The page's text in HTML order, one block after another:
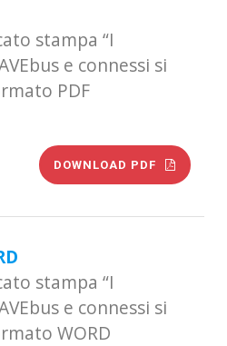
stampa “I
e connessi si
PDF
DOWNLOAD PDF
stampa “I
e connessi si
WORD